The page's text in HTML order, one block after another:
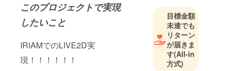
このプロジェクトで実現
したいこと
IRIAMでのLIVE2D実
現！！！！！！
目標金額
未達でも
リターン
が届きま
す(All-in
方式)